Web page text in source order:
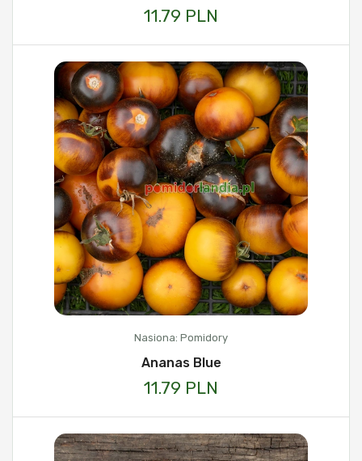
11.79 PLN
Nasiona: Pomidory
Ananas Blue
11.79 PLN